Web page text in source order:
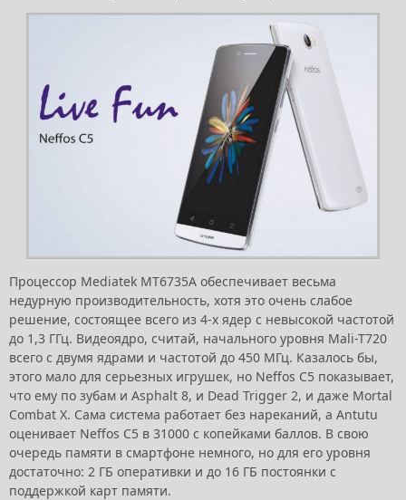
Процессор Mediatek MT6735A обеспечивает весьма
недурную производительность, хотя это очень слабое
решение, состоящее всего из 4-х ядер с невысокой частотой
до 1,3 ГГц. Видеоядро, считай, начального уровня Mali-T720
всего с двумя ядрами и частотой до 450 МГц. Казалось бы,
этого мало для серьезных игрушек, но Neffos C5 показывает,
что ему по зубам и Asphalt 8, и Dead Trigger 2, и даже Mortal
Combat X. Сама система работает без нареканий, а Antutu
оценивает Neffos C5 в 31000 с копейками баллов. В свою
очередь памяти в смартфоне немного, но для его уровня
достаточно: 2 ГБ оперативки и до 16 ГБ постоянки с
поддержкой карт памяти.